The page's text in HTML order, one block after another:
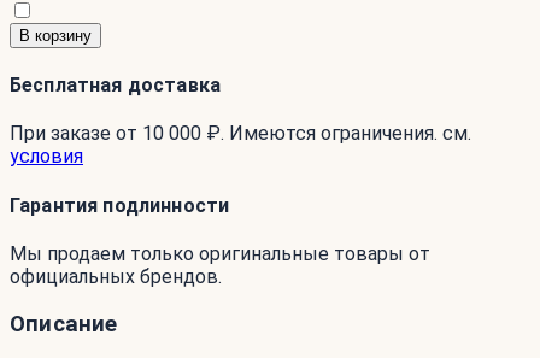
В корзину
Бесплатная доставка
При заказе от 10 000 ₽. Имеются ограничения. см.
условия
Гарантия подлинности
Мы продаем только оригинальные товары от
официальных брендов.
Описание